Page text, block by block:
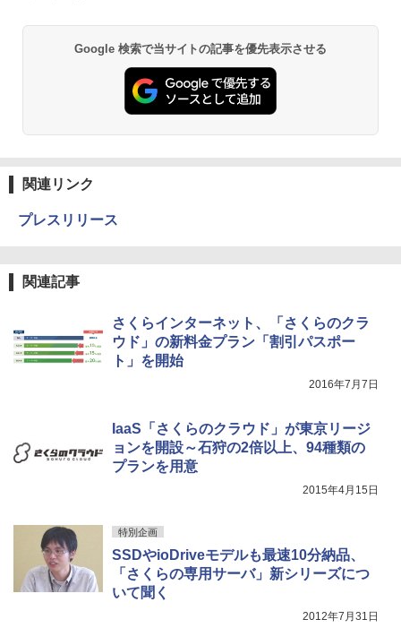
Google 検索で当サイトの記事を優先表示させる
関連リンク
プレスリリース
関連記事
さくらインターネット、「さくらのクラ
ウド」の新料金プラン「割引パスポー
ト」を開始
2016年7月7日
IaaS「さくらのクラウド」が東京リージ
ョンを開設～石狩の2倍以上、94種類の
プランを用意
2015年4月15日
特別企画
SSDやioDriveモデルも最速10分納品、
「さくらの専用サーバ」新シリーズにつ
いて聞く
2012年7月31日